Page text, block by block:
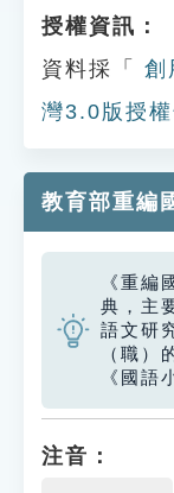
授權資訊：
資料採「
創
灣3.0版授權
教育部重編
《重編
典，主
語文研
（職）
《國語
注音：